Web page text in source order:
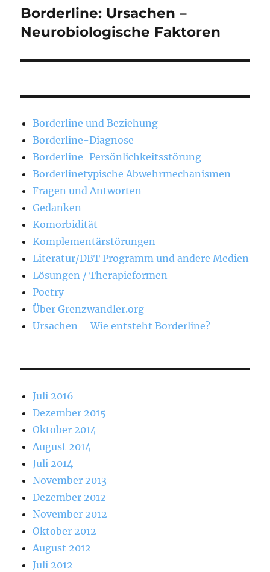
Nächster
Beitrag:
Borderline: Ursachen –
Neurobiologische Faktoren
Borderline und Beziehung
Borderline-Diagnose
Borderline-Persönlichkeitsstörung
Borderlinetypische Abwehrmechanismen
Fragen und Antworten
Gedanken
Komorbidität
Komplementärstörungen
Literatur/DBT Programm und andere Medien
Lösungen / Therapieformen
Poetry
Über Grenzwandler.org
Ursachen – Wie entsteht Borderline?
Juli 2016
Dezember 2015
Oktober 2014
August 2014
Juli 2014
November 2013
Dezember 2012
November 2012
Oktober 2012
August 2012
Juli 2012